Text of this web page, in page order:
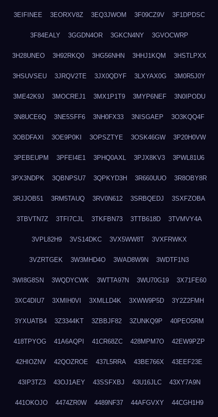
3EIFINEE 3EORXV8Z 3EQ3JWOM 3F09CZ9V 3F1DPDSC
3F84EALY 3GGDN4OR 3GKCN4NY 3GVOCWRP
3H28UNEO 3H92RKQ0 3HG56NHN 3HHJ1KQM 3HSTLPXX
3HSUVSEU 3JRQV2TE 3JX0QDYF 3LXYAX0G 3M0R5J0Y
3ME42K9J 3MOCREJ1 3MX1P1T9 3MYP6NEF 3N0IPODU
3N8UCE6Q 3NE5SFF6 3NH0FX33 3NISGAEP 3O3KQQ4F
3OBDFAXI 3OE9P0KI 3OPSZTYE 3OSK46GW 3P20H0VW
3PEBEUPM 3PFEI4E1 3PHQ0AXL 3PJX8KV3 3PWL81U6
3PX3NDPK 3QBNPSU7 3QPKYD3H 3R660UUO 3R8OBY8R
3RJJOB51 3RM5TAUQ 3RV0N612 3SRBQEDJ 3SXFZOBA
3TBVTN7Z 3TFI7CJL 3TKFBN73 3TTB618D 3TVMVY4A
3VPL82H9 3VS14DKC 3VX5WW8T 3VXFRWKX
3VZRTGEK 3W3MHD4O 3WAD8W9N 3WDTF1N3
3WI8G8SN 3WQDYCWK 3WTTA97N 3WU70G19 3X71FE60
3XC4DIU7 3XMIH0VI 3XMLLD4K 3XWW9P5D 3Y2Z2FMH
3YXUATB4 3Z3344KT 3ZBBJF82 3ZUNKQ9P 40PEO5RM
418TPYOG 41A6AQPI 41CR68ZC 428MPM7O 42EW9PZP
42HIOZNV 42QOZROE 437L5RRA 43BE766X 43EEF23E
43IP3TZ3 43OJ1AEY 43SSFXBJ 43U16JLC 43XY7A9N
441OKOJO 4474ZR0W 4489NF37 44AFGVXY 44CGH1H9